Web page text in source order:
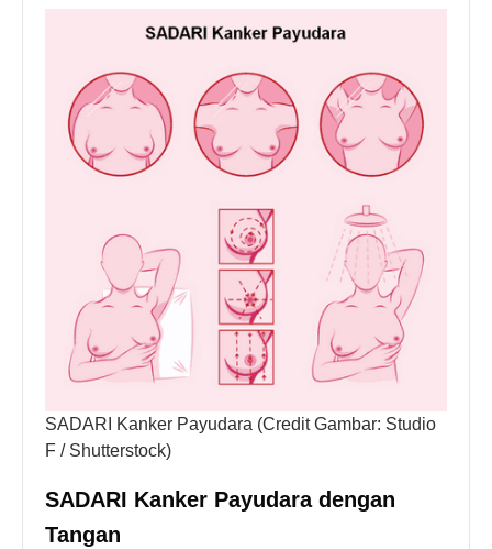
SADARI Kanker Payudara (Credit Gambar: Studio
F / Shutterstock)
SADARI Kanker Payudara dengan
Tangan